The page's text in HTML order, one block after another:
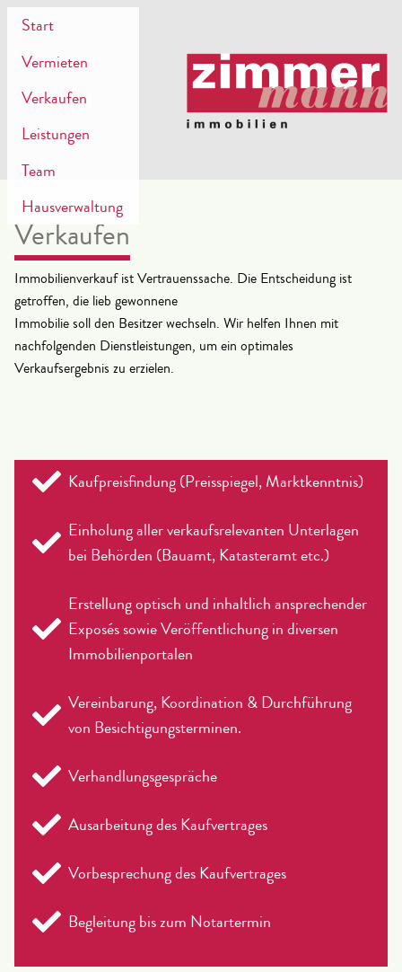
Start
Vermieten
Verkaufen
Leistungen
Team
Hausverwaltung
Verkaufen
Immobilienverkauf ist Vertrauenssache. Die Entscheidung ist
getroffen, die lieb gewonnene
Immobilie soll den Besitzer wechseln. Wir helfen Ihnen mit
nachfolgenden Dienstleistungen, um ein optimales
Verkaufsergebnis zu erzielen.
Kaufpreisfindung (Preisspiegel, Marktkenntnis)
Einholung aller verkaufsrelevanten Unterlagen
bei Behörden (Bauamt, Katasteramt etc.)
Erstellung optisch und inhaltlich ansprechender
Exposés sowie Veröffentlichung in diversen
Immobilienportalen
Vereinbarung, Koordination & Durchführung
von Besichtigungsterminen.
Verhandlungsgespräche
Ausarbeitung des Kaufvertrages
Vorbesprechung des Kaufvertrages
Begleitung bis zum Notartermin